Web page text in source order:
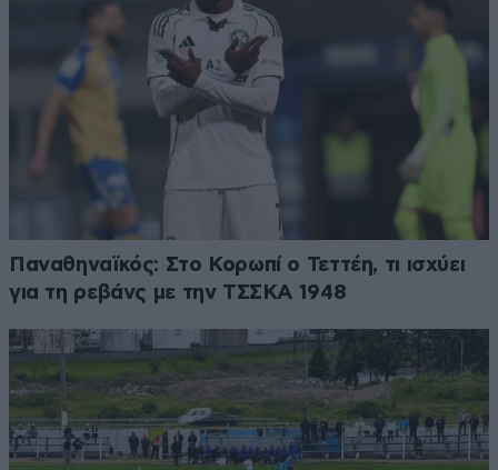
Παναθηναϊκός: Στο Κορωπί ο Τεττέη, τι ισχύει
για τη ρεβάνς με την ΤΣΣΚΑ 1948